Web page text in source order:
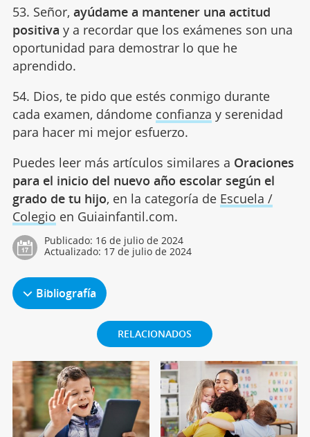
53. Señor, ayúdame a mantener una actitud
positiva y a recordar que los exámenes son una
oportunidad para demostrar lo que he
aprendido.
54. Dios, te pido que estés conmigo durante
cada examen, dándome confianza y serenidad
para hacer mi mejor esfuerzo.
Puedes leer más artículos similares a Oraciones
para el inicio del nuevo año escolar según el
grado de tu hijo, en la categoría de Escuela /
Colegio en Guiainfantil.com.
Publicado: 16 de julio de 2024
Actualizado: 17 de julio de 2024
Bibliografía
RELACIONADOS